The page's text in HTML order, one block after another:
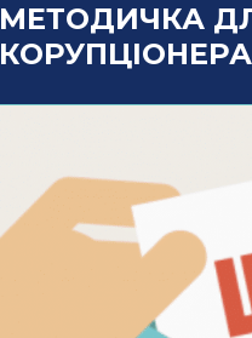
МЕТОДИЧКА
КОРУПЦІОНЕРА